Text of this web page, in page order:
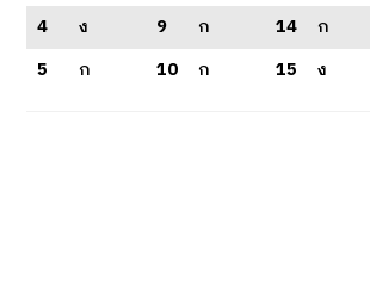
4
ง 9 ก 14 ก
5
ก 10 ก 15 ง